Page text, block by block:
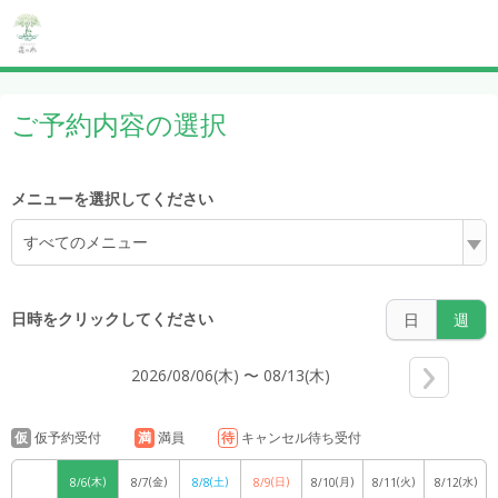
ご予約内容の選択
メニューを選択してください
すべてのメニュー
日時をクリックしてください 日 週
2026/08/06(木) 〜 08/13(木)
仮 仮予約受付 満 満員 待 キャンセル待ち受付
8/6(木) 8/7(金) 8/8(土) 8/9(日) 8/10(月) 8/11(火) 8/12(水)
3:00